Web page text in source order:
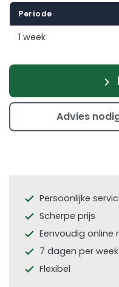
Periode
1 week
keyboard_arrow_right
Advies
check Persoonlijke
check Scherpe prijs
check Eenvoudig online
check 7 dagen per
check Flexibel